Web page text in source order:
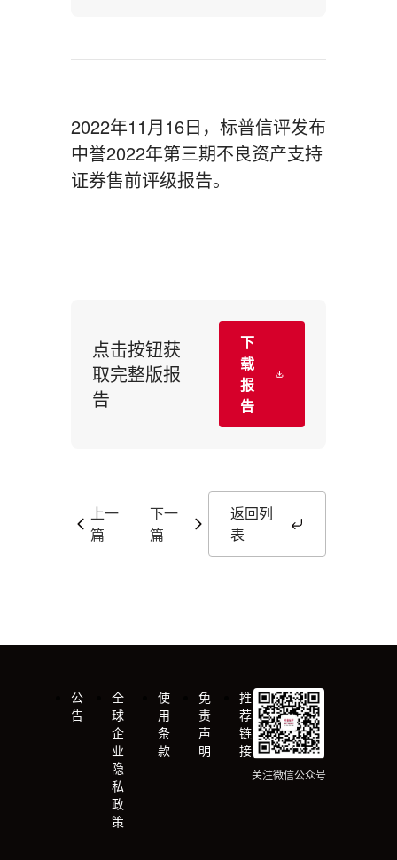
2022年11月16日，标普信评发布
中誉2022年第三期不良资产支持
证券售前评级报告。
点击按钮获
取完整版报
告
下
载
报
告
上一
篇
下一
篇
返回列
表
公
告
全
球
企
业
隐
私
政
策
使
用
条
款
免
责
声
明
推
荐
链
接
关注微信公众号